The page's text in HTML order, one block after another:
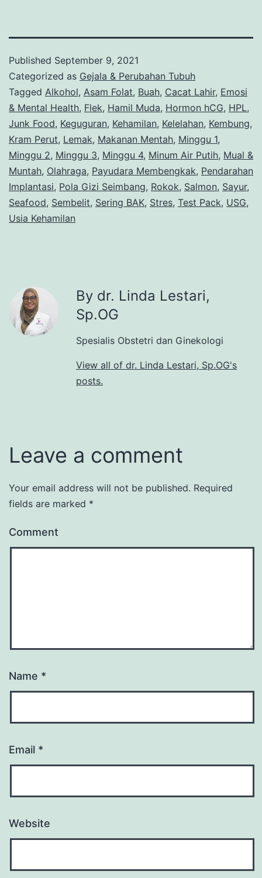
Published September 9, 2021
Categorized as Gejala & Perubahan Tubuh
Tagged Alkohol, Asam Folat, Buah, Cacat Lahir, Emosi
& Mental Health, Flek, Hamil Muda, Hormon hCG, HPL,
Junk Food, Keguguran, Kehamilan, Kelelahan, Kembung,
Kram Perut, Lemak, Makanan Mentah, Minggu 1,
Minggu 2, Minggu 3, Minggu 4, Minum Air Putih, Mual &
Muntah, Olahraga, Payudara Membengkak, Pendarahan
Implantasi, Pola Gizi Seimbang, Rokok, Salmon, Sayur,
Seafood, Sembelit, Sering BAK, Stres, Test Pack, USG,
Usia Kehamilan
By dr. Linda Lestari,
Sp.OG
Spesialis Obstetri dan Ginekologi
View all of dr. Linda Lestari, Sp.OG's
posts.
Leave a comment
Your email address will not be published. Required
fields are marked *
Comment
Name *
Email *
Website